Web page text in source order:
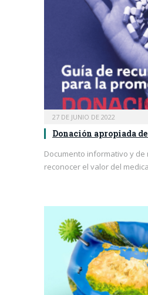
27 DE JUNIO DE 2022
Donación apropiada
Documento informativo y
reconocer el valor del